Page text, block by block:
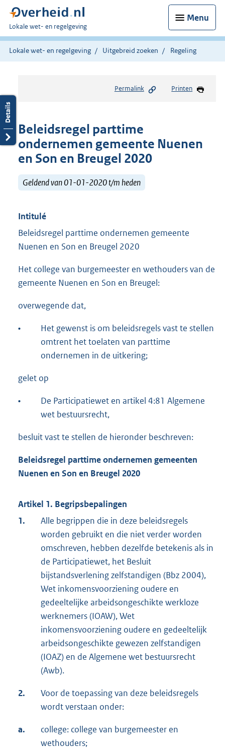
Menu
U
bent
hier:
Lokale wet- en regelgeving
Lokale wet- en regelgeving Uitgebreid zoeken Regeling
Permalink Printen
Beleidsregel parttime
ondernemen gemeente Nuenen
en Son en Breugel 2020
Geldend van 01-01-2020 t/m heden
Intitulé
Beleidsregel parttime ondernemen gemeente
Nuenen en Son en Breugel 2020
Het college van burgemeester en wethouders van de
gemeente Nuenen en Son en Breugel:
overwegende dat,
•
Het gewenst is om beleidsregels vast te stellen
omtrent het toelaten van parttime
ondernemen in de uitkering;
gelet op
•
De Participatiewet en artikel 4:81 Algemene
wet bestuursrecht,
besluit vast te stellen de hieronder beschreven:
Beleidsregel parttime ondernemen gemeenten
Nuenen en Son en Breugel 2020
Artikel 1. Begripsbepalingen
1.
Alle begrippen die in deze beleidsregels
worden gebruikt en die niet verder worden
omschreven, hebben dezelfde betekenis als in
de Participatiewet, het Besluit
bijstandsverlening zelfstandigen (Bbz 2004),
Wet inkomensvoorziening oudere en
gedeeltelijke arbeidsongeschikte werkloze
werknemers (IOAW), Wet
inkomensvoorziening oudere en gedeeltelijk
arbeidsongeschikte gewezen zelfstandigen
(IOAZ) en de Algemene wet bestuursrecht
(Awb).
2.
Voor de toepassing van deze beleidsregels
wordt verstaan onder:
a.
college: college van burgemeester en
wethouders;